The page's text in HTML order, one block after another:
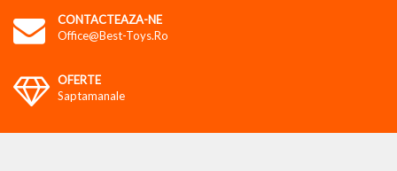
CONTACTEAZA-NE
Office@best-Toys.ro
OFERTE
Saptamanale